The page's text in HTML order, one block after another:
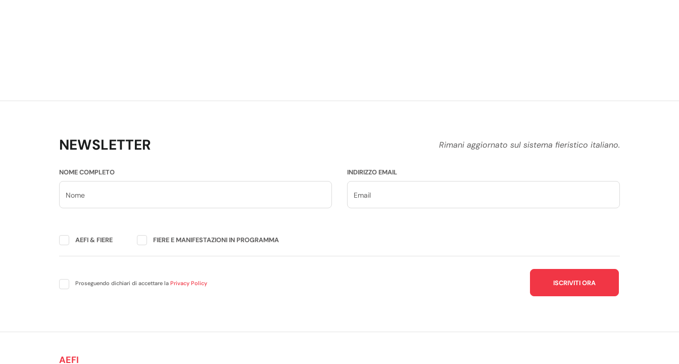
NEWSLETTER Rimani aggiornato sul sistema fieristico italiano.
NOME COMPLETO INDIRIZZO EMAIL
AEFI & FIERE FIERE E MANIFESTAZIONI IN PROGRAMMA
Proseguendo dichiari di accettare la Privacy Policy
AEFI